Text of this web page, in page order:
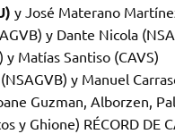
y José Materano
y Dante Nicola
Matías Santiso (CAVS)
y Manuel
Guzman, Alborzen,
y Ghione) RÉCORD DE